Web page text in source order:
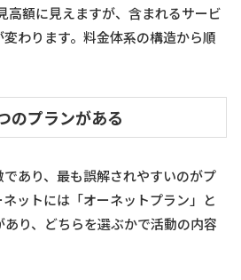
高額に見えますが、含まれるサービ
わります。料金体系の構造から順
のプランがある
あり、最も誤解されやすいのがプ
ットには「オーネットプラン」と
あり、どちらを選ぶかで活動の内容